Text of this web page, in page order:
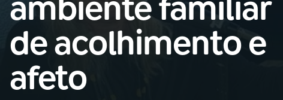
02A RÁDIO
03PROGRAMAÇÃO
04PROGRAMAS
ambiente familiar
de acolhimento e
afeto